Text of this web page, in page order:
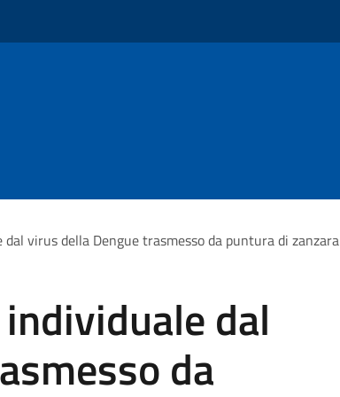
virus della Dengue trasmesso da puntura di zanzara
dal
da